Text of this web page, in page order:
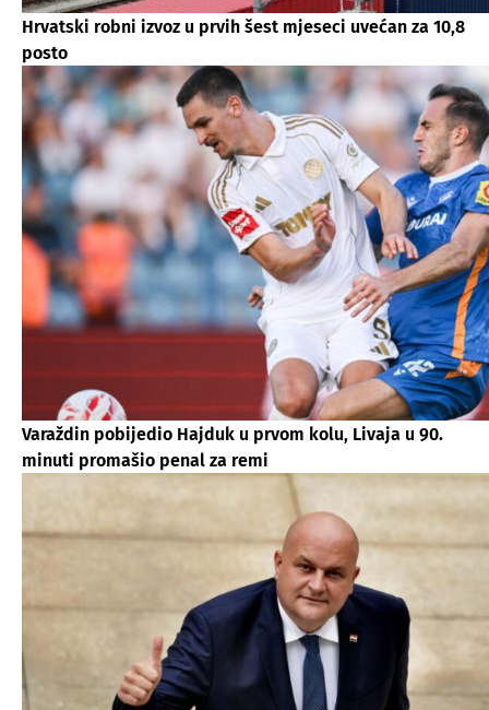
Hrvatski robni izvoz u prvih šest mjeseci uvećan za 10,8
posto
Varaždin pobijedio Hajduk u prvom kolu, Livaja u 90.
minuti promašio penal za remi